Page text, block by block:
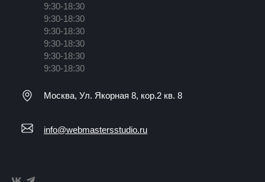
9:30-18:30
9:30-18:30
9:30-18:30
9:30-18:30
9:30-18:30
9:30-18:30
Москва, Ул. Якорная 8, кор.2 кв. 8
info@webmastersstudio.ru